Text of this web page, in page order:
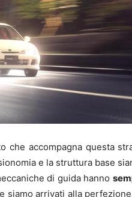
che accompagna questa
e la struttura base
di guida hanno
siamo arrivati alla